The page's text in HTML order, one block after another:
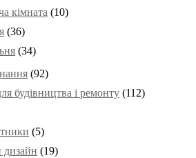
кімната (10)
(36)
(34)
(92)
будівництва і ремонту (112)
(5)
(19)